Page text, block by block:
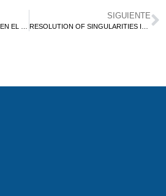
INVARIANZA COMBINATORIA EN EL ORDEN DE BRUHAT
SIGUIENTE
RESOLUTION OF SINGULARITIES IN TORIC VARIETIES VIA THE NASH BLOW UP